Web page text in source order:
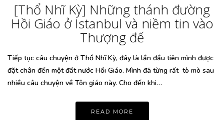
[Thổ Nhĩ Kỳ] Những thánh đường
Hồi Giáo ở Istanbul và niềm tin vào
Thượng đế
Tiếp tục câu chuyện ở Thổ Nhĩ Kỳ, đây là lần đầu tiên mình được
đặt chân đến một đất nước Hồi Giáo. Mình đã từng rất tò mò sau
nhiều câu chuyện về Tôn giáo này. Cho đến khi…
READ MORE